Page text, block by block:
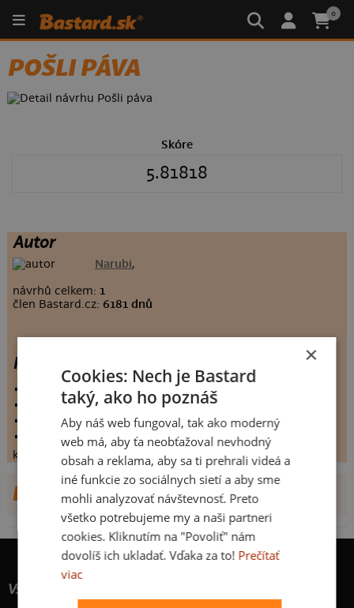
0
POŠLI PÁVA
Skóre
5.81818
Autor
Narubi,
návrhů celkem: 1
člen Bastard.cz:6181 dnů
Pošli páva
vystaveno: 5.9.2009
hodnoceno:33 krát
komentářů:5.81818
koupilo by:
13 lidí
konečné hodnocení: 5.81818
DALŠÍ NÁVRHY OD NARUBI
Všetko o nákupe
×
Cookies: Nech je Bastard
taký, ako ho poznáš
Aby náš web fungoval, tak ako moderný
web má, aby ťa neobťažoval nevhodný
obsah a reklama, aby sa ti prehrali videá a
iné funkcie zo sociálnych sietí a aby sme
mohli analyzovať návštevnosť. Preto
všetko potrebujeme my a naši partneri
cookies. Kliknutím na "Povoliť" nám
dovolíš ich ukladať. Vďaka za to! Prečítať
viac